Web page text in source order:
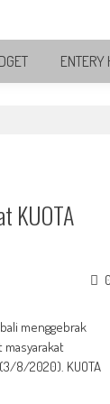
ENTERY
KUOTA
0
menggebrak
8/2020). KUOTA